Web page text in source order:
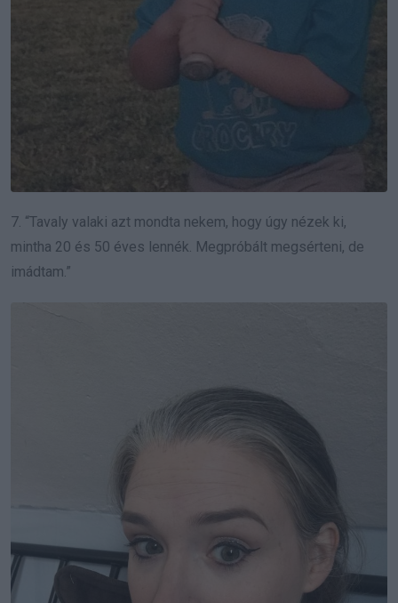
7. “Tavaly valaki azt mondta nekem, hogy úgy nézek ki,
mintha 20 és 50 éves lennék. Megpróbált megsérteni, de
imádtam.”